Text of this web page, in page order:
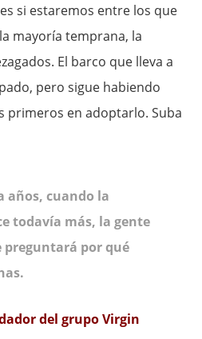
si estaremos entre los que
mayoría temprana, la
El barco que lleva a
pero sigue habiendo
primeros en adoptarlo. Suba
años, cuando la
todavía más, la gente
preguntará por qué
del grupo Virgin